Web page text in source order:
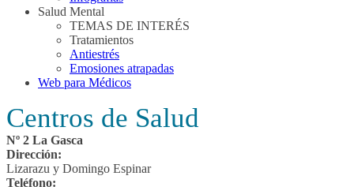
Salud Mental
TEMAS DE INTERÉS
Tratamientos
Antiestrés
Emosiones atrapadas
Web para Médicos
Centros de Salud
Nº 2 La Gasca
Dirección:
Lizarazu y Domingo Espinar
Teléfono: